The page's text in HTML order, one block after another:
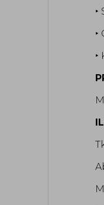
‣
‣
‣